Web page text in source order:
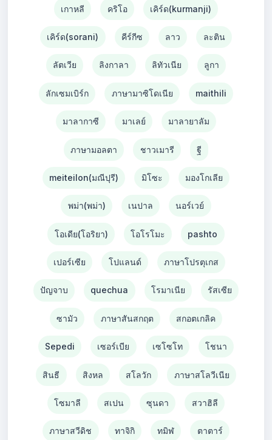
เกาหลี คริโอ เคิร์ด(kurmanji)
เคิร์ด(sorani) คีร์กีซ ลาว ละติน
ลัตเวีย ลิงกาลา ลิทัวเนีย ลูกา
ลักเซมเบิร์ก ภาษามาซิโดเนีย maithili
มาลากาซี มาเลย์ มาลายาลัม
ภาษามอลตา ชาวเมารี ฐี
meiteilon(มณีปุรี) มิโซะ มองโกเลีย
พม่า(พม่า) เนปาล นอร์เวย์
โอเดีย(โอริยา) โอโรโมะ pashto
เปอร์เซีย โปแลนด์ ภาษาโปรตุเกส
ปัญจาบ quechua โรมาเนีย รัสเซีย
ซามัว ภาษาสันสกฤต สกอตเกลิค
Sepedi เซอร์เบีย เซโซโท โชนา
สินธี สิงหล สโลวัก ภาษาสโลวีเนีย
โซมาลี สเปน ซุนดา สวาฮิลี
ภาษาสวีดิช ทาจิกิ ทมิฬ ตาตาร์